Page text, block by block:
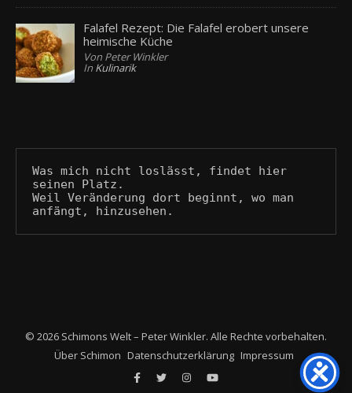
Falafel Rezept: Die Falafel erobert unsere
heimische Küche
Von Peter Winkler
In Kulinarik
Was mich nicht loslässt, findet hier
seinen Platz.
Weil Veränderung dort beginnt, wo man
anfängt, hinzusehen.
© 2026 Schimons Welt – Peter Winkler. Alle Rechte vorbehalten.
Über Schimon Datenschutzerklärung Impressum